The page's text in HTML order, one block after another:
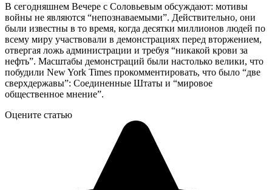
В сегодняшнем Вечере с Соловьевым обсуждают: мотивы
войны не являются “непознаваемыми”. Действительно, они
были известны в то время, когда десятки миллионов людей по
всему миру участвовали в демонстрациях перед вторжением,
отвергая ложь администрации и требуя “никакой крови за
нефть”. Масштабы демонстраций были настолько велики, что
побудили New York Times прокомментировать, что было “две
сверхдержавы”: Соединенные Штаты и “мировое
общественное мнение”.
Оцените статью